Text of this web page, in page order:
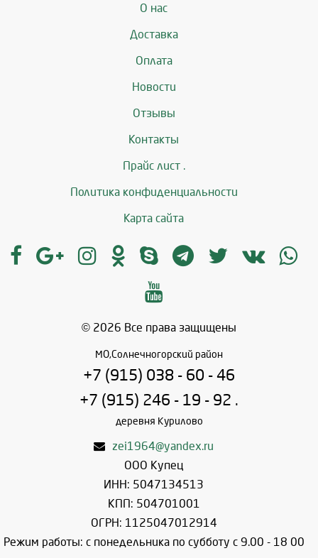
О нас
Доставка
Оплата
Новости
Отзывы
Контакты
Прайс лист .
Политика конфиденциальности
Карта сайта
© 2026 Все права защищены
МО,Солнечногорский район
+7 (915) 038 - 60 - 46
+7 (915) 246 - 19 - 92 .
деревня Курилово
zei1964@yandex.ru
ООО Купец
ИНН: 5047134513
КПП: 504701001
ОГРН: 1125047012914
Режим работы: с понедельника по субботу с 9.00 - 18 00